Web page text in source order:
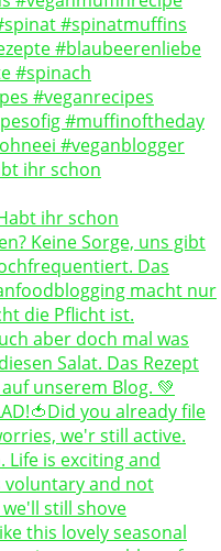
ihr schon